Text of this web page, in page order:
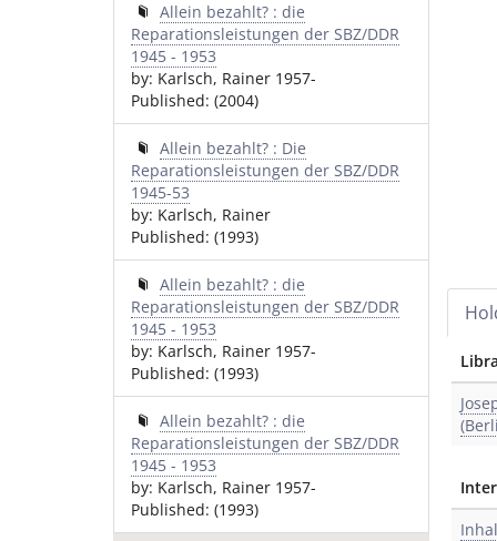
Allein bezahlt? : die
Reparationsleistungen der SBZ/DDR
1945 - 1953
by: Karlsch, Rainer 1957-
Published: (2004)
Allein bezahlt? : Die
Reparationsleistungen der SBZ/DDR
1945-53
by: Karlsch, Rainer
Published: (1993)
Allein bezahlt? : die
Reparationsleistungen der SBZ/DDR
1945 - 1953
by: Karlsch, Rainer 1957-
Published: (1993)
Allein bezahlt? : die
Reparationsleistungen der SBZ/DDR
1945 - 1953
by: Karlsch, Rainer 1957-
Published: (1993)